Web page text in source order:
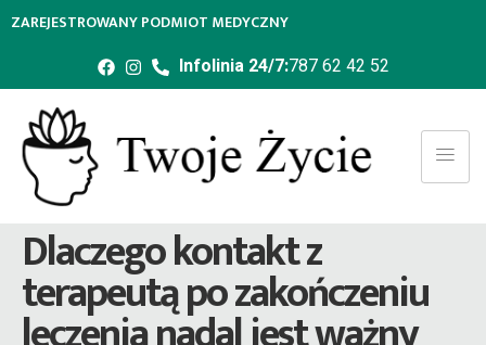
ZAREJESTROWANY PODMIOT MEDYCZNY
Infolinia 24/7:787 62 42 52
Dlaczego kontakt z
terapeutą po zakończeniu